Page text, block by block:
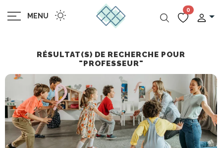
MENU
0
RÉSULTAT(S) DE RECHERCHE POUR
"PROFESSEUR"